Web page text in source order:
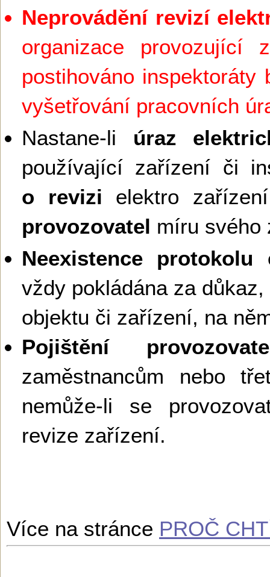
Neprovádění revizí
organizace
postihováno
vyšetřování pracovních
Nastane-li úraz
používající zařízení či
o revizi elektro
provozovatel míru svého
Neexistence protokolu
vždy pokládána za
objektu či zařízení, na
Pojištění
zaměstnancům nebo
nemůže-li se
revize zařízení.
Více na stránce PROČ